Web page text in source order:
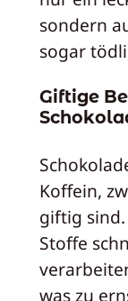
sondern
sogar
Giftige
Koffein,
giftig
Stoffe
was zu